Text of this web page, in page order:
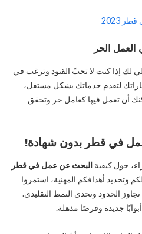
2023
لك إذا كنت لا تحبّ القيود وترغب في
لتقدم خدماتك بشكل مستقل،
أن تعمل فيها كعامل حر وتحقق
في قطر بدون شهادة!
حول كيفية البحث عن عمل في قطر
وتحديد أهدافكم المهنية، استمروا
الحدود وتحدي النمط التقليدي.
جديدة وفرصًا مذهلة.